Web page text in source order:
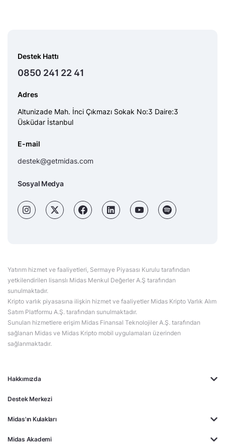
Hakkımızda
Destek Merkezi
Midas'ın Kulakları
Midas Akademi
Destek Hattı
0850 241 22 41
Adres
Altunizade Mah. İnci Çıkmazı Sokak No:3 Daire:3
Üsküdar İstanbul
E-mail
destek@getmidas.com
Sosyal Medya
Yatırım hizmet ve faaliyetleri, Sermaye Piyasası Kurulu tarafından
yetkilendirilen lisanslı Midas Menkul Değerler A.Ş tarafından
sunulmaktadır.
Kripto varlık piyasasına ilişkin hizmet ve faaliyetler Midas Kripto Varlık Alım
Satım Platformu A.Ş. tarafından sunulmaktadır.
Sunulan hizmetlere erişim Midas Finansal Teknolojiler A.Ş. tarafından
sağlanan Midas ve Midas Kripto mobil uygulamaları üzerinden
sağlanmaktadır.